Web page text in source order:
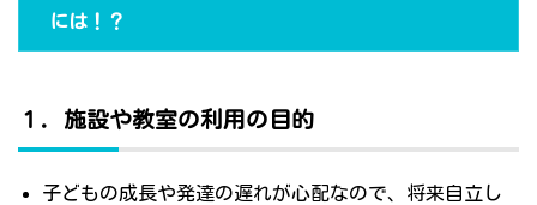
には！？
１．施設や教室の利用の目的
子どもの成長や発達の遅れが心配なので、将来自立し